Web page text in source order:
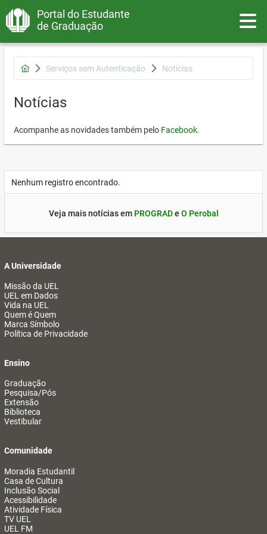
Portal do Estudante
de Graduação
Serviços sem Autenticação Notícias
Notícias
Acompanhe as novidades também pelo Facebook.
Nenhum registro encontrado.
Veja mais notícias em PROGRADe O Perobal
A Universidade
Missão da UEL
UEL em Dados
Vida na UEL
Quem é Quem
Marca Símbolo
Política de Privacidade
Ensino
Graduação
Pesquisa/Pós
Extensão
Biblioteca
Vestibular
Comunidade
Moradia Estudantil
Casa de Cultura
Inclusão Social
Acessibilidade
Atividade Física
TV UEL
UEL FM